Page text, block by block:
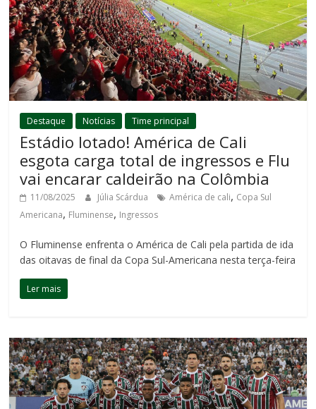
Destaque Notícias Time principal
Estádio lotado! América de Cali
esgota carga total de ingressos e Flu
vai encarar caldeirão na Colômbia
11/08/2025 Júlia Scárdua América de cali, Copa Sul
Americana, Fluminense, Ingressos
O Fluminense enfrenta o América de Cali pela partida de ida
das oitavas de final da Copa Sul-Americana nesta terça-feira
Ler mais